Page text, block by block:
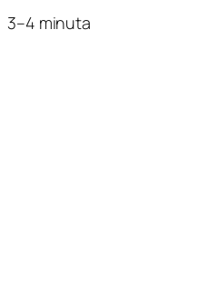
3–4 minuta